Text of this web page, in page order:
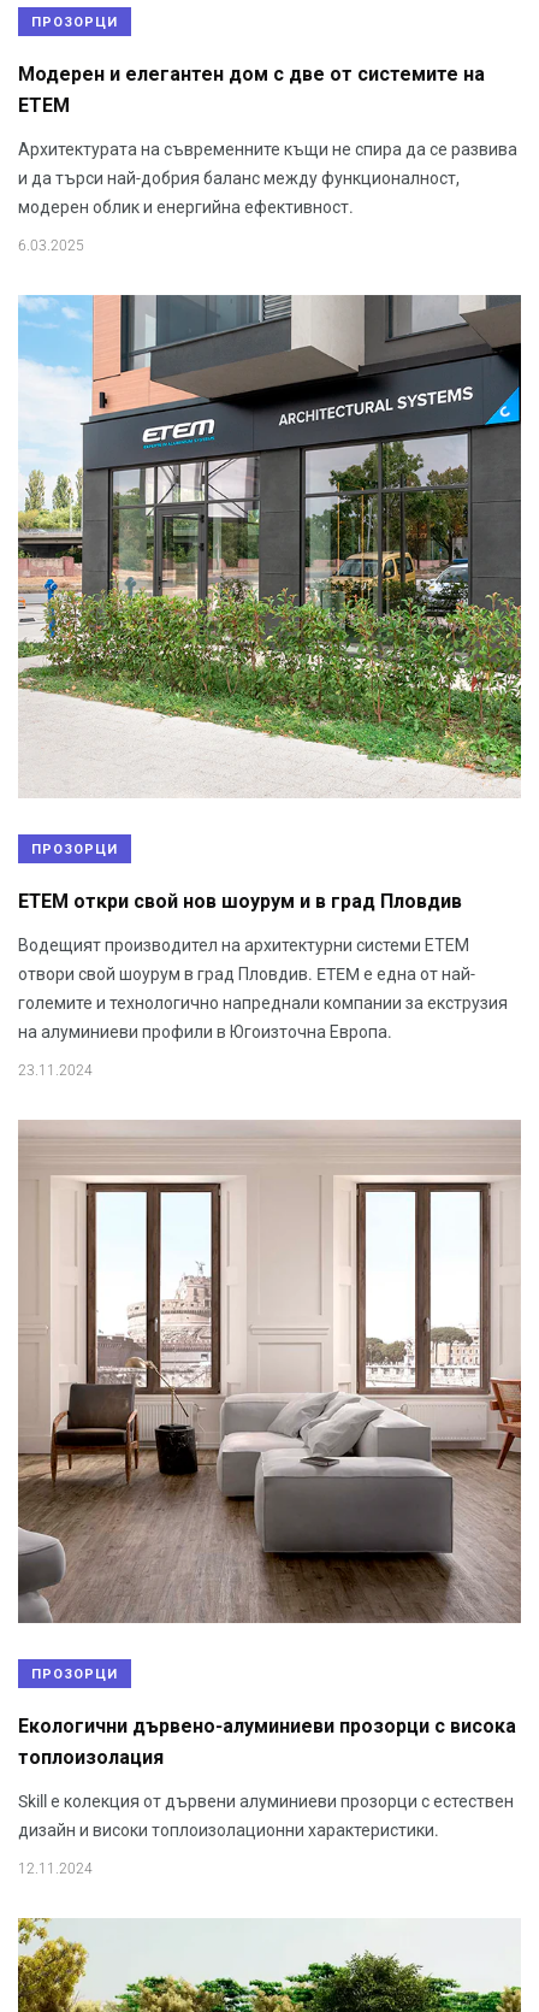
ПРОЗОРЦИ
Модерен и елегантен дом с две от системите на
ЕТЕМ
Архитектурата на съвременните къщи не спира да се развива
и да търси най-добрия баланс между функционалност,
модерен облик и енергийна ефективност.
6.03.2025
ПРОЗОРЦИ
ETEM откри свой нов шоурум и в град Пловдив
Водещият производител на архитектурни системи ЕТЕМ
отвори свой шоурум в град Пловдив. ETEM е една от най-
големите и технологично напреднали компании за екструзия
на алуминиеви профили в Югоизточна Европа.
23.11.2024
ПРОЗОРЦИ
Екологични дървено-алуминиеви прозорци с висока
топлоизолация
Skill е колекция от дървени алуминиеви прозорци с естествен
дизайн и високи топлоизолационни характеристики.
12.11.2024